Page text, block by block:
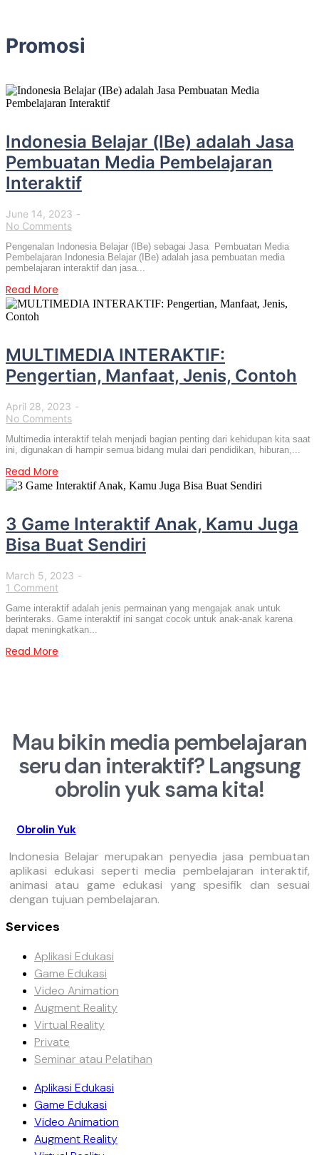
Promosi
Indonesia Belajar (IBe) adalah Jasa
Pembuatan Media Pembelajaran
Interaktif
June 14, 2023 -
No Comments
Pengenalan Indonesia Belajar (IBe) sebagai Jasa Pembuatan Media
Pembelajaran Indonesia Belajar (IBe) adalah jasa pembuatan media
pembelajaran interaktif dan jasa...
Read More
MULTIMEDIA INTERAKTIF:
Pengertian, Manfaat, Jenis, Contoh
April 28, 2023 -
No Comments
Multimedia interaktif telah menjadi bagian penting dari kehidupan kita saat
ini, digunakan di hampir semua bidang mulai dari pendidikan, hiburan,...
Read More
3 Game Interaktif Anak, Kamu Juga
Bisa Buat Sendiri
March 5, 2023 -
1 Comment
Game interaktif adalah jenis permainan yang mengajak anak untuk
berinteraks. Game interaktif ini sangat cocok untuk anak-anak karena
dapat meningkatkan...
Read More
Mau bikin media pembelajaran
seru dan interaktif? Langsung
obrolin yuk sama kita!
Obrolin Yuk
Indonesia Belajar merupakan penyedia jasa pembuatan
aplikasi edukasi seperti media pembelajaran interaktif,
animasi atau game edukasi yang spesifik dan sesuai
dengan tujuan pembelajaran.
Services
Aplikasi Edukasi
Game Edukasi
Video Animation
Augment Reality
Virtual Reality
Private
Seminar atau Pelatihan
Aplikasi Edukasi
Game Edukasi
Video Animation
Augment Reality